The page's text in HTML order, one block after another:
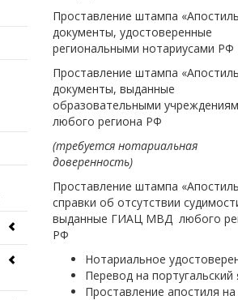
Проставление штампа
документы, удостоверенные
региональными нотариусами РФ
Проставление штампа
документы, выданные
образовательными
любого региона РФ
(требуется нотариальная
доверенность)
Проставление штампа
справки об отсутствии
выданные ГИАЦ МВД любого
РФ
Нотариальное
Перевод на
Проставление апостиля